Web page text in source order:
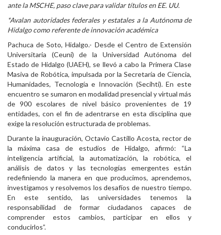
Personal
Alumni
Visitantes
ante la MSCHE, paso clave para validar títulos en EE. UU.
*​Avalan autoridades federales y estatales a la Autónoma de
Hidalgo como referente de innovación académica
Pachuca de Soto, Hidalgo.- Desde el Centro de Extensión
Universitaria (Ceuni) de la Universidad Autónoma del
Estado de Hidalgo (UAEH), se llevó a cabo la Primera Clase
Masiva de Robótica, impulsada por la Secretaría de Ciencia,
Humanidades, Tecnología e Innovación (Secihti). En este
encuentro se sumaron en modalidad presencial y virtual más
de 900 escolares de nivel básico provenientes de 19
entidades, con el fin de adentrarse en esta disciplina que
exige la resolución estructurada de problemas.
​Durante la inauguración, Octavio Castillo Acosta, rector de
la máxima casa de estudios de Hidalgo, afirmó: “La
inteligencia artificial, la automatización, la robótica, el
análisis de datos y las tecnologías emergentes están
redefiniendo la manera en que producimos, aprendemos,
investigamos y resolvemos los desafíos de nuestro tiempo.
En este sentido, las universidades tenemos la
responsabilidad de formar ciudadanos capaces de
comprender estos cambios, participar en ellos y
conducirlos”.